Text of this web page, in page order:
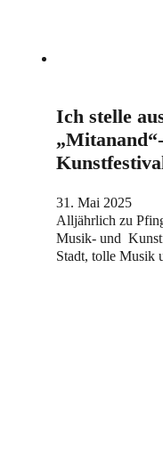
Ich stelle
31. Mai 2025
Alljährlich zu
Musik- und
Stadt, tolle Musik